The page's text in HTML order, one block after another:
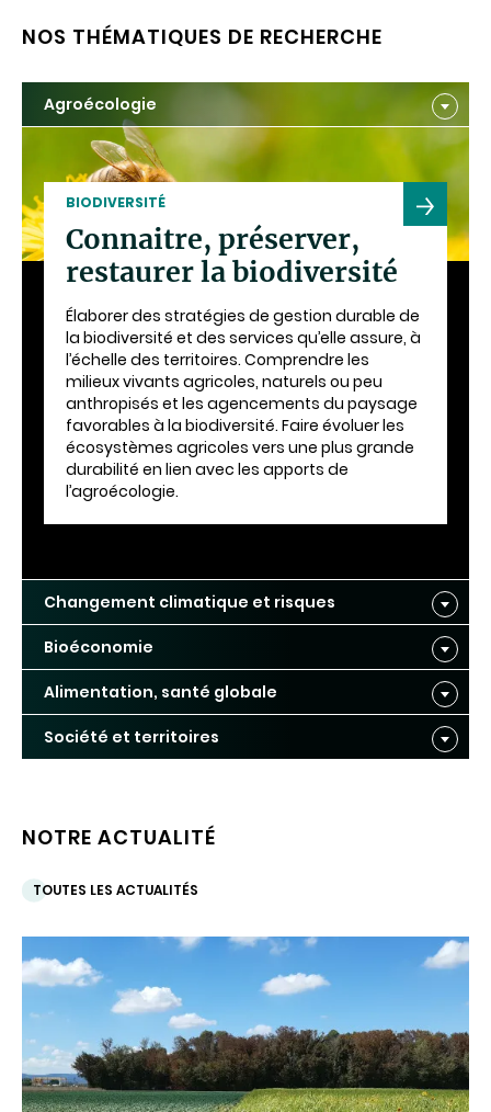
NOS THÉMATIQUES DE RECHERCHE
Agroécologie
BIODIVERSITÉ
Connaitre, préserver,
restaurer la biodiversité
Élaborer des stratégies de gestion durable de
la biodiversité et des services qu’elle assure, à
l’échelle des territoires. Comprendre les
milieux vivants agricoles, naturels ou peu
anthropisés et les agencements du paysage
favorables à la biodiversité. Faire évoluer les
écosystèmes agricoles vers une plus grande
durabilité en lien avec les apports de
l’agroécologie.
Changement climatique et risques
Bioéconomie
Alimentation, santé globale
Société et territoires
NOTRE ACTUALITÉ
TOUTES LES ACTUALITÉS